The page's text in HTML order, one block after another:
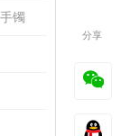
镯
分享